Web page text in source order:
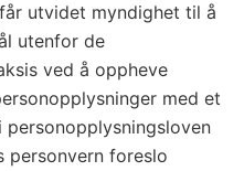
utvidet myndighet til å
utenfor de
ved å oppheve
med et
personopplysningsloven
personvern foreslo